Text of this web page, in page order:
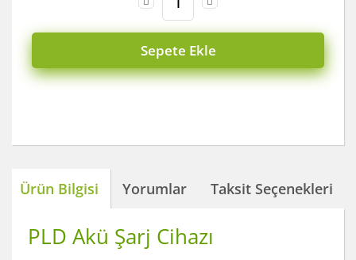
Sepete Ekle
Ürün Bilgisi Yorumlar Taksit Seçenekleri
PLD Akü Şarj Cihazı